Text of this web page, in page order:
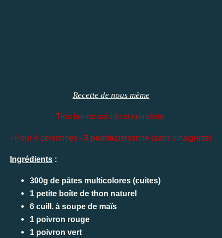
Recette de nous même
Très bonne salade et complète.
- Pour 4 personnes - 3 points/personne (sans vinaigrette)
Ingrédients :
300g de pâtes multicolores (cuites)
1 petite boîte de thon naturel
6 cuill. à soupe de maïs
1 poivron rouge
1 poivron vert